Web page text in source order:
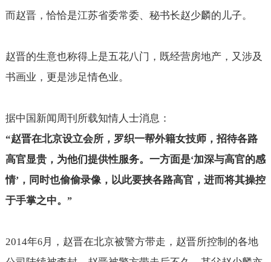
而赵晋，恰恰是江苏省委常委、秘书长赵少麟的儿子。
赵晋的生意也称得上是五花八门，既经营房地产，又涉及
书画业，更是涉足情色业。
据中国新闻周刊所载知情人士消息：
“赵晋在北京设立会所，罗织一帮外籍女技师，招待各路
高官显贵，为他们提供性服务。一方面是‘加深与高官的感
情’，同时也偷偷录像，以此要挟各路高官，进而将其操控
于手掌之中。 ”
2014年6月，赵晋在北京被警方带走，赵晋所控制的各地